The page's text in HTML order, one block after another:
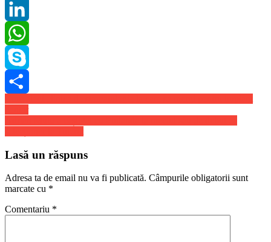
Pinterest
LinkedIn
WhatsApp
Skype
Share
Navigare
în
articole
Lasă un răspuns
Adresa ta de email nu va fi publicată. Câmpurile obligatorii sunt
marcate cu *
Comentariu *